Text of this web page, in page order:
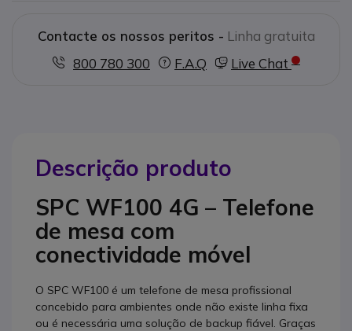
Contacte os nossos peritos - Linha gratuita
800 780 300
F.A.Q Live Chat
Descrição produto
SPC WF100 4G – Telefone
de mesa com
conectividade móvel
O SPC WF100 é um telefone de mesa profissional
concebido para ambientes onde não existe linha fixa
ou é necessária uma solução de backup fiável. Graças